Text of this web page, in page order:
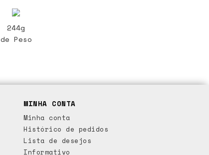
244g
de Peso
MINHA CONTA
Minha conta
Histórico de pedidos
Lista de desejos
Informativo